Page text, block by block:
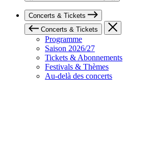
Concerts & Tickets
Concerts & Tickets
Programme
Saison 2026/27
Tickets & Abonnements
Festivals & Thèmes
Au-delà des concerts